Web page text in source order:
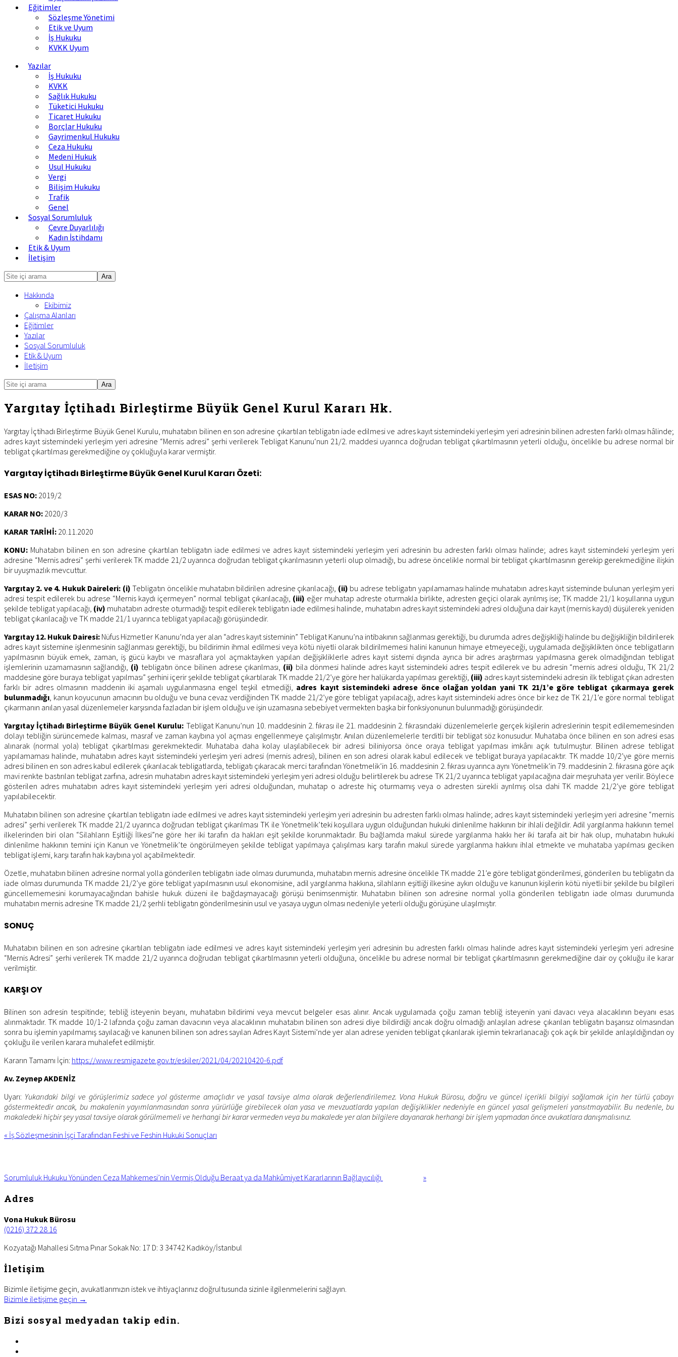
Eğitimler
Sözleşme Yönetimi
Etik ve Uyum
İş Hukuku
KVKK Uyum
Yazılar
İş Hukuku
KVKK
Sağlık Hukuku
Tüketici Hukuku
Ticaret Hukuku
Borçlar Hukuku
Gayrimenkul Hukuku
Ceza Hukuku
Medeni Hukuk
Usul Hukuku
Vergi
Bilişim Hukuku
Trafik
Genel
Sosyal Sorumluluk
Çevre Duyarlılığı
Kadın İstihdamı
Etik & Uyum
İletişim
Site
arama Hakkında
Ekibimiz
Çalışma Alanları
Eğitimler
Yazılar
Sosyal Sorumluluk
Etik & Uyum
İletişim
Mobile
Menu
Site
arama
Yargıtay İçtihadı Birleştirme Büyük Genel Kurul Kararı Hk.
Yargıtay İçtihadı Birleştirme Büyük Genel Kurulu, muhatabın bilinen en son adresine çıkartılan tebligatın iade edilmesi ve adres kayıt sistemindeki yerleşim yeri adresinin bilinen adresten farklı olması hâlinde;
adres kayıt sistemindeki yerleşim yeri adresine “Mernis adresi” şerhi verilerek Tebligat Kanunu‘nun 21/2. maddesi uyarınca doğrudan tebligat çıkartılmasının yeterli olduğu, öncelikle bu adrese normal bir
tebligat çıkartılması gerekmediğine oy çokluğuyla karar vermiştir.
Yargıtay İçtihadı Birleştirme Büyük Genel Kurul Kararı Özeti:
ESAS NO: 2019/2
KARAR NO: 2020/3
KARAR TARİHİ: 20.11.2020
KONU: Muhatabın bilinen en son adresine çıkartılan tebligatın iade edilmesi ve adres kayıt sistemindeki yerleşim yeri adresinin bu adresten farklı olması halinde; adres kayıt sistemindeki yerleşim yeri
adresine “Mernis adresi” şerhi verilerek TK madde 21/2 uyarınca doğrudan tebligat çıkarılmasının yeterli olup olmadığı, bu adrese öncelikle normal bir tebligat çıkartılmasının gerekip gerekmediğine ilişkin
bir uyuşmazlık mevcuttur.
Yargıtay 2. ve 4. Hukuk Daireleri: (i) Tebligatın öncelikle muhatabın bildirilen adresine çıkarılacağı, (ii) bu adrese tebligatın yapılamaması halinde muhatabın adres kayıt sisteminde bulunan yerleşim yeri
adresi tespit edilerek bu adrese “Mernis kaydı içermeyen” normal tebligat çıkarılacağı, (iii) eğer muhatap adreste oturmakla birlikte, adresten geçici olarak ayrılmış ise; TK madde 21/1 koşullarına uygun
şekilde tebligat yapılacağı, (iv) muhatabın adreste oturmadığı tespit edilerek tebligatın iade edilmesi halinde, muhatabın adres kayıt sistemindeki adresi olduğuna dair kayıt (mernis kaydı) düşülerek yeniden
tebligat çıkarılacağı ve TK madde 21/1 uyarınca tebligat yapılacağı görüşündedir.
Yargıtay 12. Hukuk Dairesi: Nüfus Hizmetler Kanunu’nda yer alan “adres kayıt sisteminin” Tebligat Kanunu’na intibakının sağlanması gerektiği, bu durumda adres değişikliği halinde bu değişikliğin bildirilerek
adres kayıt sistemine işlenmesinin sağlanması gerektiği, bu bildirimin ihmal edilmesi veya kötü niyetli olarak bildirilmemesi halini kanunun himaye etmeyeceği, uygulamada değişiklikten önce tebligatların
yapılmasının büyük emek, zaman, iş gücü kaybı ve masraflara yol açmaktayken yapılan değişikliklerle adres kayıt sistemi dışında ayrıca bir adres araştırması yapılmasına gerek olmadığından tebligat
işlemlerinin uzamamasının sağlandığı, (i) tebligatın önce bilinen adrese çıkarılması, (ii) bila dönmesi halinde adres kayıt sistemindeki adres tespit edilerek ve bu adresin “mernis adresi olduğu, TK 21/2
maddesine göre buraya tebligat yapılması” şerhini içerir şekilde tebligat çıkartılarak TK madde 21/2’ye göre her halükarda yapılması gerektiği, (iii) adres kayıt sistemindeki adresin ilk tebligat çıkan adresten
farklı bir adres olmasının maddenin iki aşamalı uygulanmasına engel teşkil etmediği, adres kayıt sistemindeki adrese önce olağan yoldan yani TK 21/1’e göre tebligat çıkarmaya gerek
bulunmadığı, kanun koyucunun amacının bu olduğu ve buna cevaz verdiğinden TK madde 21/2’ye göre tebligat yapılacağı, adres kayıt sistemindeki adres önce bir kez de TK 21/1’e göre normal tebligat
çıkarmanın anılan yasal düzenlemeler karşısında fazladan bir işlem olduğu ve işin uzamasına sebebiyet vermekten başka bir fonksiyonunun bulunmadığı görüşündedir.
Yargıtay İçtihadı Birleştirme Büyük Genel Kurulu: Tebligat Kanunu’nun 10. maddesinin 2. fıkrası ile 21. maddesinin 2. fıkrasındaki düzenlemelerle gerçek kişilerin adreslerinin tespit edilememesinden
dolayı tebliğin sürüncemede kalması, masraf ve zaman kaybına yol açması engellenmeye çalışılmıştır. Anılan düzenlemelerle terditli bir tebligat söz konusudur. Muhataba önce bilinen en son adresi esas
alınarak (normal yola) tebligat çıkartılması gerekmektedir. Muhataba daha kolay ulaşılabilecek bir adresi biliniyorsa önce oraya tebligat yapılması imkânı açık tutulmuştur. Bilinen adrese tebligat
yapılamaması halinde, muhatabın adres kayıt sistemindeki yerleşim yeri adresi (mernis adresi), bilinen en son adresi olarak kabul edilecek ve tebligat buraya yapılacaktır. TK madde 10/2’ye göre mernis
adresi bilinen en son adres kabul edilerek çıkarılacak tebligatlarda, tebligatı çıkaracak merci tarafından Yönetmelik’in 16. maddesinin 2. fıkrası uyarınca aynı Yönetmelik’in 79. maddesinin 2. fıkrasına göre açık
mavi renkte bastırılan tebligat zarfına, adresin muhatabın adres kayıt sistemindeki yerleşim yeri adresi olduğu belirtilerek bu adrese TK 21/2 uyarınca tebligat yapılacağına dair meşruhata yer verilir. Böylece
gösterilen adres muhatabın adres kayıt sistemindeki yerleşim yeri adresi olduğundan, muhatap o adreste hiç oturmamış veya o adresten sürekli ayrılmış olsa dahi TK madde 21/2’ye göre tebligat
yapılabilecektir.
Muhatabın bilinen son adresine çıkartılan tebligatın iade edilmesi ve adres kayıt sistemindeki yerleşim yeri adresinin bu adresten farklı olması halinde; adres kayıt sistemindeki yerleşim yeri adresine “mernis
adresi” şerhi verilerek TK madde 21/2 uyarınca doğrudan tebligat çıkarılması TK ile Yönetmelik’teki koşullara uygun olduğundan hukuki dinlenilme hakkının bir ihlali değildir. Adil yargılanma hakkının temel
ilkelerinden biri olan “Silahların Eşitliği İlkesi”ne göre her iki tarafın da hakları eşit şekilde korunmaktadır. Bu bağlamda makul sürede yargılanma hakkı her iki tarafa ait bir hak olup, muhatabın hukuki
dinlenilme hakkının temini için Kanun ve Yönetmelik’te öngörülmeyen şekilde tebligat yapılmaya çalışılması karşı tarafın makul sürede yargılanma hakkını ihlal etmekte ve muhataba yapılması geciken
tebligat işlemi, karşı tarafın hak kaybına yol açabilmektedir.
Özetle, muhatabın bilinen adresine normal yolla gönderilen tebligatın iade olması durumunda, muhatabın mernis adresine öncelikle TK madde 21’e göre tebligat gönderilmesi, gönderilen bu tebligatın da
iade olması durumunda TK madde 21/2’ye göre tebligat yapılmasının usul ekonomisine, adil yargılanma hakkına, silahların eşitliği ilkesine aykırı olduğu ve kanunun kişilerin kötü niyetli bir şekilde bu bilgileri
güncellememesini korumayacağından bahisle hukuk düzeni ile bağdaşmayacağı görüşü benimsenmiştir. Muhatabın bilinen son adresine normal yolla gönderilen tebligatın iade olması durumunda
muhatabın mernis adresine TK madde 21/2 şerhli tebligatın gönderilmesinin usul ve yasaya uygun olması nedeniyle yeterli olduğu görüşüne ulaşılmıştır.
SONUÇ
Muhatabın bilinen en son adresine çıkartılan tebligatın iade edilmesi ve adres kayıt sistemindeki yerleşim yeri adresinin bu adresten farklı olması halinde adres kayıt sistemindeki yerleşim yeri adresine
“Mernis Adresi” şerhi verilerek TK madde 21/2 uyarınca doğrudan tebligat çıkartılmasının yeterli olduğuna, öncelikle bu adrese normal bir tebligat çıkartılmasının gerekmediğine dair oy çokluğu ile karar
verilmiştir.
KARŞI OY
Bilinen son adresin tespitinde; tebliğ isteyenin beyanı, muhatabın bildirimi veya mevcut belgeler esas alınır. Ancak uygulamada çoğu zaman tebliğ isteyenin yani davacı veya alacaklının beyanı esas
alınmaktadır. TK madde 10/1-2 lafzında çoğu zaman davacının veya alacaklının muhatabın bilinen son adresi diye bildirdiği ancak doğru olmadığı anlaşılan adrese çıkarılan tebligatın başarısız olmasından
sonra bu işlemin yapılmamış sayılacağı ve kanunen bilinen son adres sayılan Adres Kayıt Sistemi’nde yer alan adrese yeniden tebligat çıkarılarak işlemin tekrarlanacağı çok açık bir şekilde anlaşıldığından oy
çokluğu ile verilen karara muhalefet edilmiştir.
Kararın Tamamı İçin: https://www.resmigazete.gov.tr/eskiler/2021/04/20210420-6.pdf
Av. Zeynep AKDENİZ
Uyarı: Yukarıdaki bilgi ve görüşlerimiz sadece yol gösterme amaçlıdır ve yasal tavsiye alma olarak değerlendirilemez. Vona Hukuk Bürosu, doğru ve güncel içerikli bilgiyi sağlamak için her türlü çabayı
göstermektedir ancak, bu makalenin yayımlanmasından sonra yürürlüğe girebilecek olan yasa ve mevzuatlarda yapılan değişiklikler nedeniyle en güncel yasal gelişmeleri yansıtmayabilir. Bu nedenle, bu
makaledeki hiçbir şey yasal tavsiye olarak görülmemeli ve herhangi bir karar vermeden veya bu makalede yer alan bilgilere dayanarak herhangi bir işlem yapmadan önce avukatlara danışmalısınız.
Previous
« İş Sözleşmesinin İşçi Tarafından Feshi ve Feshin Hukuki Sonuçları
Sorumluluk Hukuku Yönünden Ceza Mahkemesi’nin Vermiş Olduğu Beraat ya da Mahkûmiyet Kararlarının Bağlayıcılığı »
Footer
Adres
Vona Hukuk Bürosu
(0216) 372 28 16
Kozyatağı Mahallesi Sıtma Pınar Sokak No: 17 D: 3 34742 Kadıköy/İstanbul
İletişim
Bizimle iletişime geçin, avukatlarımızın istek ve ihtiyaçlarınız doğrultusunda sizinle ilgilenmelerini sağlayın.
Bizimle iletişime geçin →
Bizi sosyal medyadan takip edin.